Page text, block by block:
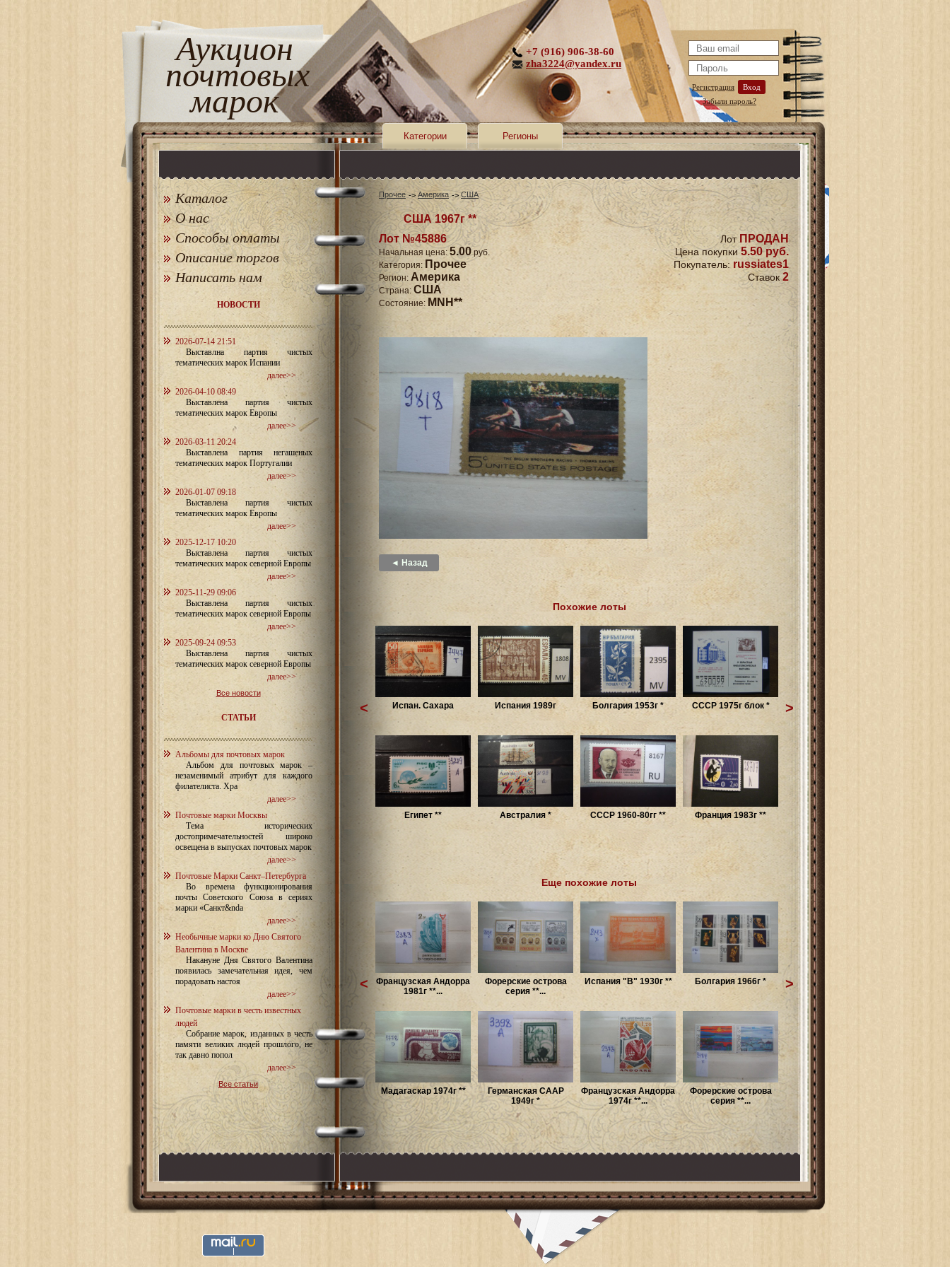
Аукцион
почтовых
марок Регистрация
Вход
Забыли пароль?
+7 (916) 906-38-60
zha3224@yandex.ru
Категории Регионы
Каталог
О нас
Способы оплаты
Описание торгов
Написать нам
НОВОСТИ
2026-07-14 21:51
Выставлна партия чистых
тематических марок Испании
далее>>
2026-04-10 08:49
Выставлена партия чистых
тематических марок Европы
далее>>
2026-03-11 20:24
Выставлена партия негашеных
тематических марок Португалии
далее>>
2026-01-07 09:18
Выставлена партия чистых
тематических марок Европы
далее>>
2025-12-17 10:20
Выставлена партия чистых
тематических марок северной Европы
далее>>
2025-11-29 09:06
Выставлена партия чистых
тематических марок северной Европы
далее>>
2025-09-24 09:53
Выставлена партия чистых
тематических марок северной Европы
далее>>
Все новости
СТАТЬИ
Альбомы для почтовых марок
Альбом для почтовых марок –
незаменимый атрибут для каждого
филателиста. Хра
далее>>
Почтовые марки Москвы
Тема исторических
достопримечательностей широко
освещена в выпусках почтовых марок
далее>>
Почтовые Марки Санкт–Петербурга
Во времена функционирования
почты Советского Союза в сериях
марки «Санкт&nda
далее>>
Необычные марки ко Дню Святого
Валентина в Москве
Накануне Дня Святого Валентина
появилась замечательная идея, чем
порадовать настоя
далее>>
Почтовые марки в честь известных
людей
Собрание марок, изданных в честь
памяти великих людей прошлого, не
так давно попол
далее>>
Все статьи
Прочее Америка США
США 1967г **
Лот №45886
Начальная цена: 5.00руб.
Категория: Прочее
Регион: Америка
Страна: США
Состояние: MNH**
Лот ПРОДАН
Цена покупки 5.50 руб.
Покупатель: russiates1
Ставок2
◄ Назад
Похожие лоты
Испан. Сахара Испания 1989г Болгария 1953г * СССР 1975г блок *
Египет ** Австралия * СССР 1960-80гг ** Франция 1983г **
< >
Еще похожие лоты
Французская Андорра
1981г **...
Форерские острова
серия **...
Испания "B" 1930г ** Болгария 1966г *
Мадагаскар 1974г **
Германская СААР
1949г *
Французская Андорра
1974г **...
Форерские острова
серия **...
< >